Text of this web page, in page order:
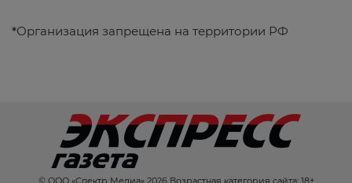
*Организация запрещена на территории РФ
© ООО «Спектр Медиа» 2026 Возрастная категория сайта: 18+